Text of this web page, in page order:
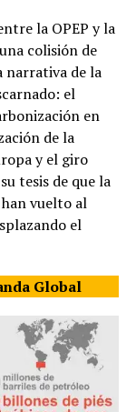
la OPEP y la
colisión de
narrativa de la
el
en
de la
y el giro
tesis de que la
vuelto al
el
Global